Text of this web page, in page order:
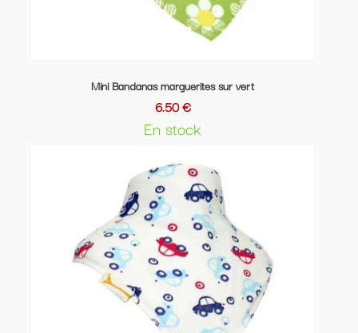
Mini Bandanas marguerites sur vert
6.50 €
En stock